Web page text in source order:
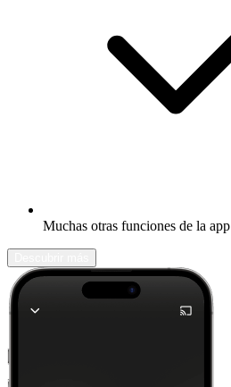
Muchas otras funciones de la app